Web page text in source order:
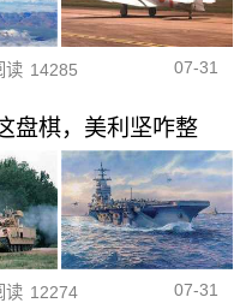
读 14285 07-31
盘棋，美利坚咋整
读 12274 07-31